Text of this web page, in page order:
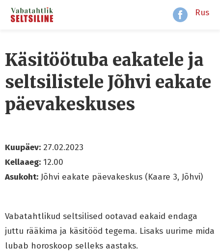
Rus
Käsitöötuba eakatele ja
seltsilistele Jõhvi eakate
päevakeskuses
Kuupäev: 27.02.2023
Kellaaeg: 12.00
Asukoht: Jõhvi eakate päevakeskus (Kaare 3, Jõhvi)
Vabatahtlikud seltsilised ootavad eakaid endaga
juttu rääkima ja käsitööd tegema. Lisaks uurime mida
lubab horoskoop selleks aastaks.